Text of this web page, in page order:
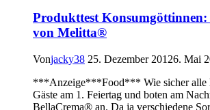
Produkttest
von Melitta®
Vonjacky38 25. Dezember 20126. Mai
***Anzeige***Food*** Wie sicher alle
Gäste am 1. Feiertag und boten am
BellaCrema® an. Da ja verschiedene